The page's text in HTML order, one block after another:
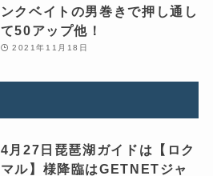
ンクベイトの男巻きで押し通し
て50アップ他！
2021年11月18日
4月27日琵琶湖ガイドは【ロク
マル】様降臨はGETNETジャ